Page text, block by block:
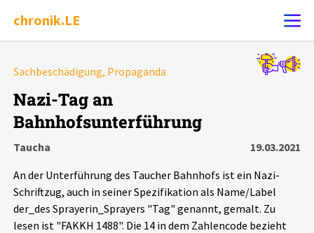
chronik.LE
Ereignis melden
Chronik
Leipziger Zustände
Sachbeschädigung, Propaganda
Nazi-Tag an
Bahnhofsunterführung
Taucha
19.03.2021
An der Unterführung des Taucher Bahnhofs ist ein Nazi-
Schriftzug, auch in seiner Spezifikation als Name/Label
der_des Sprayerin_Sprayers "Tag" genannt, gemalt. Zu
lesen ist "FAKKH 1488". Die 14 in dem Zahlencode bezieht
Alle Ereignisse
Ereignisse
Ereignisse Statistik